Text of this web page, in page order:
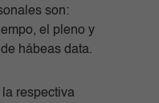
son:
el pleno y
hábeas data.
respectiva